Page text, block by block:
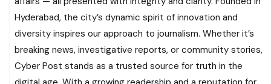
Hyderabad, the city’s dynamic spirit of innovation and
diversity inspires our approach to journalism. Whether it’s
breaking news, investigative reports, or community stories,
Cyber Post stands as a trusted source for truth in the